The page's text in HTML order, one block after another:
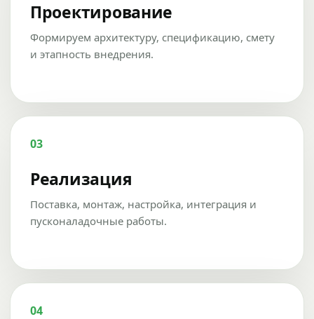
Проектирование
Формируем архитектуру, спецификацию, смету
и этапность внедрения.
03
Реализация
Поставка, монтаж, настройка, интеграция и
пусконаладочные работы.
04